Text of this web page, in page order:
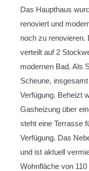
Das Haupthaus
renoviert und
noch zu renovieren.
verteilt auf 2
modernen Bad. Als
Scheune,
Verfügung. Beheizt
Gasheizung über
steht eine Terrasse
Verfügung. Das
und ist aktuell
Wohnfläche von